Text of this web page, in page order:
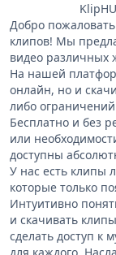
Добро
клипов! Мы
видео различных
На нашей
онлайн, но и
либо
Бесплатно и без
или
доступны
У нас есть клипы
которые только
Интуитивно
и скачивать
сделать доступ к